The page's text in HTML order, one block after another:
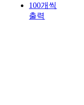
100개씩
출력